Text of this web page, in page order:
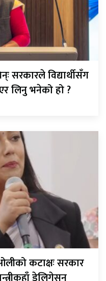
सरकारले विद्यार्थीसँग
लिनु भनेको हो ?
कटाक्षः सरकार